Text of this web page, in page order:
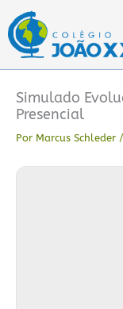
para
conteúdo
Simulado
Presencial
Por Marcus Schleder /